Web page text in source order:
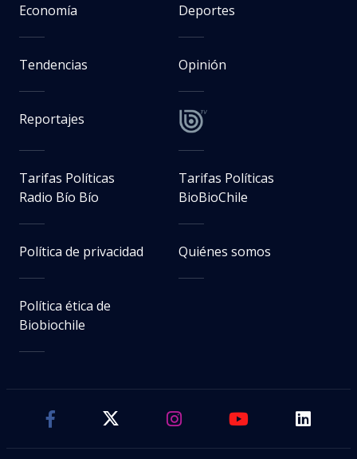
Economía Deportes
Tendencias Opinión
Reportajes
Tarifas Políticas
Radio Bío Bío
Tarifas Políticas
BioBioChile
Política de privacidad Quiénes somos
Política ética de
Biobiochile